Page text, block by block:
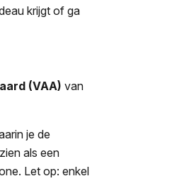
krijgt of ga
(VAA)van
je de
als een
Let op: enkel